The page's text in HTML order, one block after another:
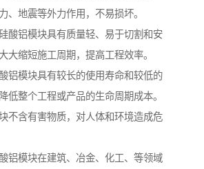
、地震等外力作用，不易损坏。
酸铝模块具有质量轻、易于切割和安
大缩短施工周期，提高工程效率。
铝模块具有较长的使用寿命和较低的
低整个工程或产品的生命周期成本。
不含有害物质，对人体和环境造成危
铝模块在建筑、冶金、化工、等领域